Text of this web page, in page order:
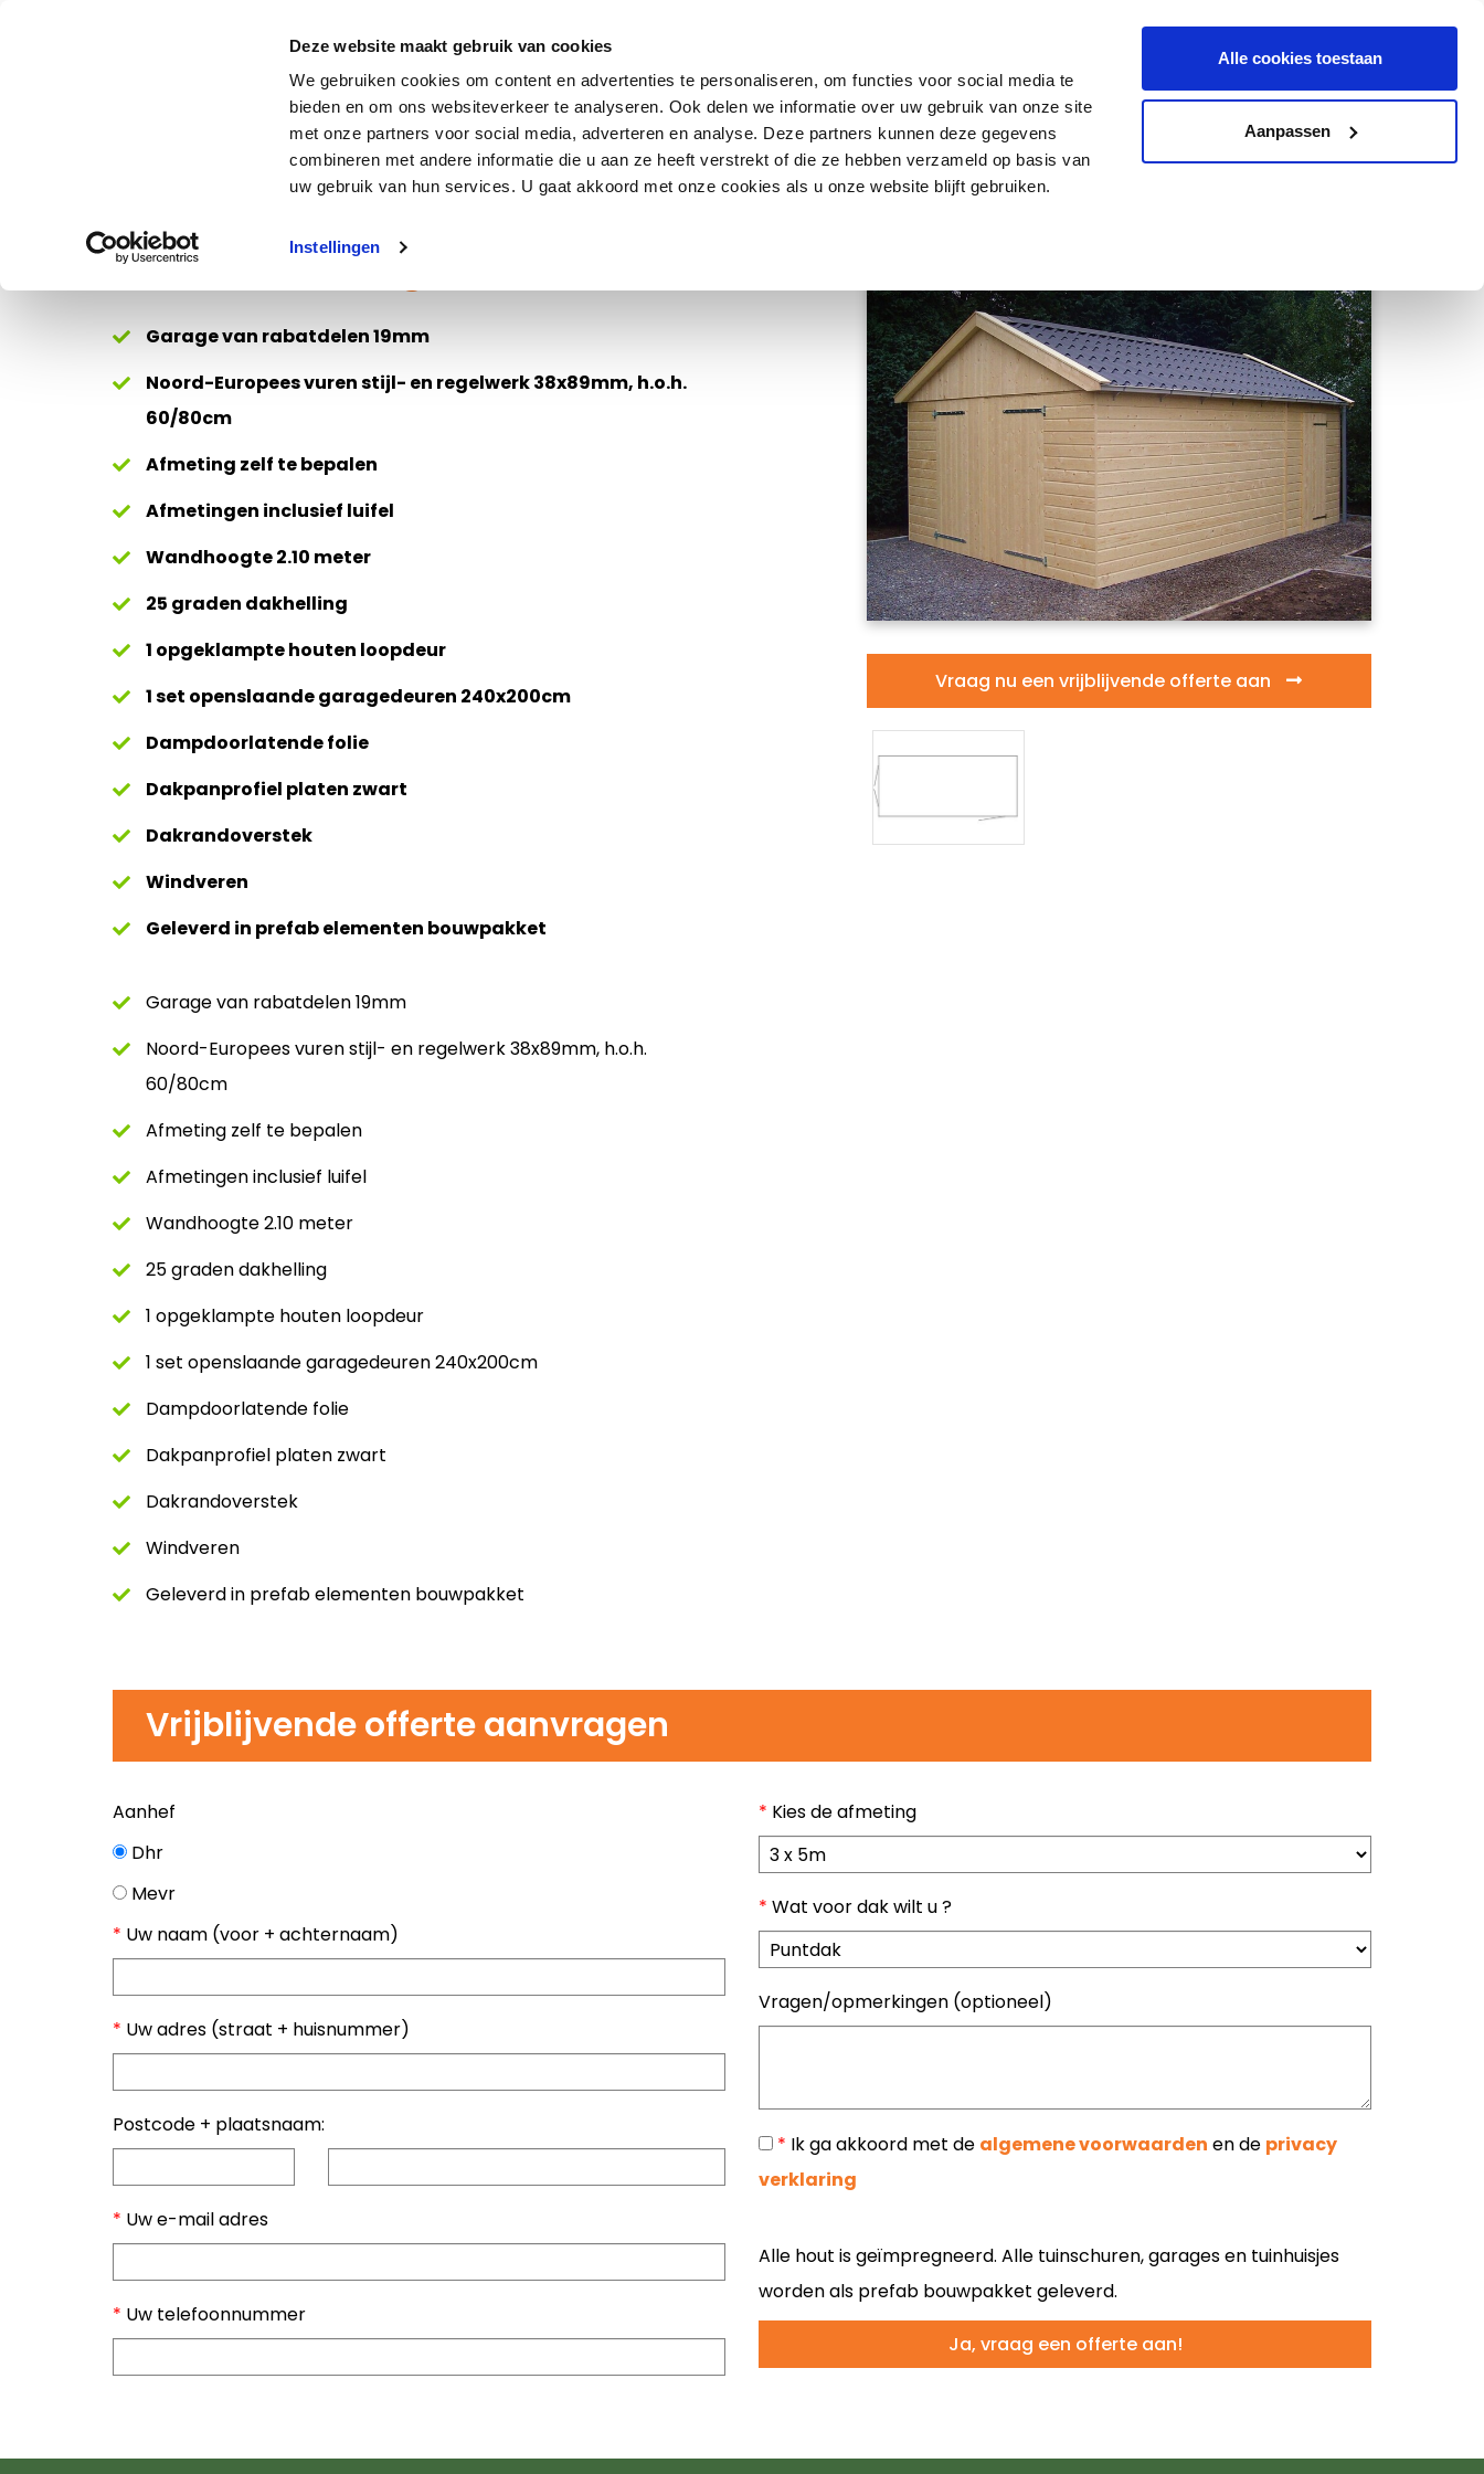
Deze website maakt gebruik van cookies
We gebruiken cookies om content en advertenties te personaliseren, om functies voor social media te
bieden en om ons websiteverkeer te analyseren. Ook delen we informatie over uw gebruik van onze site
met onze partners voor social media, adverteren en analyse. Deze partners kunnen deze gegevens
combineren met andere informatie die u aan ze heeft verstrekt of die ze hebben verzameld op basis van
uw gebruik van hun services. U gaat akkoord met onze cookies als u onze website blijft gebruiken.
Instellingen
Alle cookies toestaan
Aanpassen
0599 - 85 54 88
06 - 12 96 06 61
Terug naar Houten Garage
Houten Garage D
Garage van rabatdelen 19mm
Noord-Europees vuren stijl- en regelwerk 38x89mm, h.o.h.
60/80cm
Afmeting zelf te bepalen
Afmetingen inclusief luifel
Wandhoogte 2.10 meter
25 graden dakhelling
1 opgeklampte houten loopdeur
1 set openslaande garagedeuren 240x200cm
Dampdoorlatende folie
Dakpanprofiel platen zwart
Dakrandoverstek
Windveren
Geleverd in prefab elementen bouwpakket
Garage van rabatdelen 19mm
Noord-Europees vuren stijl- en regelwerk 38x89mm, h.o.h.
60/80cm
Afmeting zelf te bepalen
Afmetingen inclusief luifel
Wandhoogte 2.10 meter
25 graden dakhelling
1 opgeklampte houten loopdeur
1 set openslaande garagedeuren 240x200cm
Dampdoorlatende folie
Dakpanprofiel platen zwart
Dakrandoverstek
Windveren
Geleverd in prefab elementen bouwpakket
Vraag nu een vrijblijvende offerte aan
Vrijblijvende offerte aanvragen
Aanhef
Dhr
Mevr
* Uw naam (voor + achternaam)
* Uw adres (straat + huisnummer)
Postcode + plaatsnaam:
* Uw e-mail adres
* Uw telefoonnummer
* Kies de afmeting
* Wat voor dak wilt u ?
Vragen/opmerkingen (optioneel)
* Ik ga akkoord met de algemene voorwaarden en de privacy
verklaring
Alle hout is geïmpregneerd. Alle tuinschuren, garages en tuinhuisjes
worden als prefab bouwpakket geleverd.